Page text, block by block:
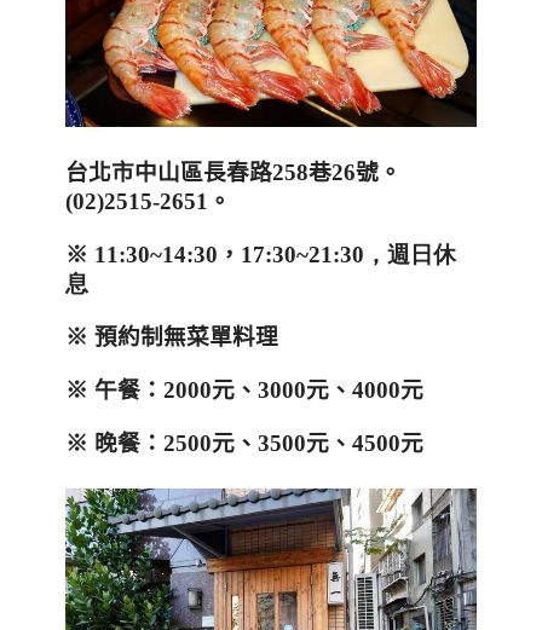
台北市中山區長春路258巷26號。
(02)2515-2651 。
※ 11:30~14:30 ， 17:30~21:30，週日休
息
※ 預約制無菜單料理
※ 午餐： 2000元、 3000元、 4000元
※ 晚餐： 2500元、 3500元、 4500元